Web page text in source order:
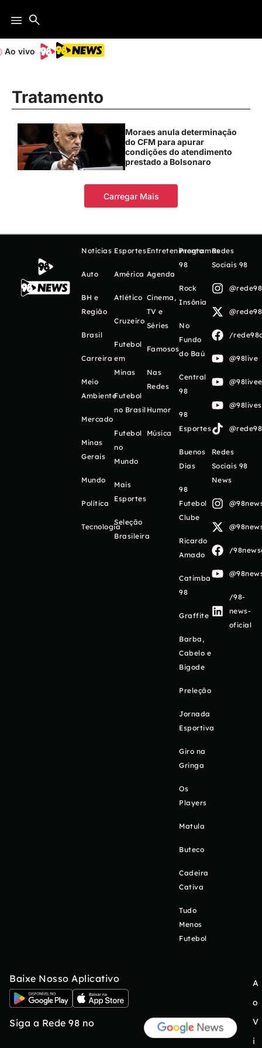
Ao vivo
Tratamento
Moraes anula determinação
do CFM para apurar
condições do atendimento
prestado a Bolsonaro
Carregar Mais
Notícias
Auto
BH e
Região
Brasil
Carreira
Meio
Ambiente
Mercado
Minas
Gerais
Mundo
Política
Tecnologia
Esportes
América
Atlético
Cruzeiro
Futebol
em
Minas
Futebol
no Brasil
Futebol
no
Mundo
Mais
Esportes
Seleção
Brasileira
Entretenimento
Agenda
Cinema,
TV e
Séries
Famosos
Nas
Redes
Humor
Música
Programas
98
Rock
Insônia
No
Fundo
do Baú
Central
98
98
Esportes
Buenos
Días
98
Futebol
Clube
Ricardo
Amado
Catimba
98
Graffite
Barba,
Cabelo e
Bigode
Preleção
Jornada
Esportiva
Giro na
Gringa
Os
Players
Matula
Buteco
Cadeira
Cativa
Tudo
Menos
Futebol
Redes
Sociais 98
/
@98live
Redes
Sociais 98
News
/
/98-
news-
oficial
Baixe Nosso Aplicativo
Siga a Rede 98 no
A
o
V
i